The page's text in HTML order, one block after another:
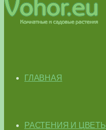
ГЛАВНАЯ
РАСТЕНИЯ И ЦВЕТЫ